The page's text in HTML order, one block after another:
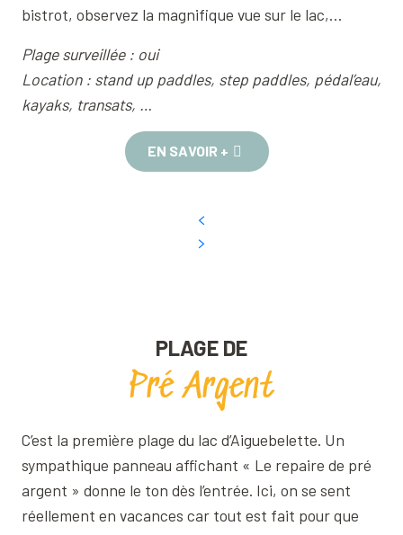
bistrot, observez la magnifique vue sur le lac,…
Plage surveillée : oui
Location : stand up paddles, step paddles, pédal’eau,
kayaks, transats, …
EN SAVOIR +
PLAGE DE
Pré Argent
C’est la première plage du lac d’Aiguebelette. Un
sympathique panneau affichant « Le repaire de pré
argent » donne le ton dès l’entrée. Ici, on se sent
réellement en vacances car tout est fait pour que